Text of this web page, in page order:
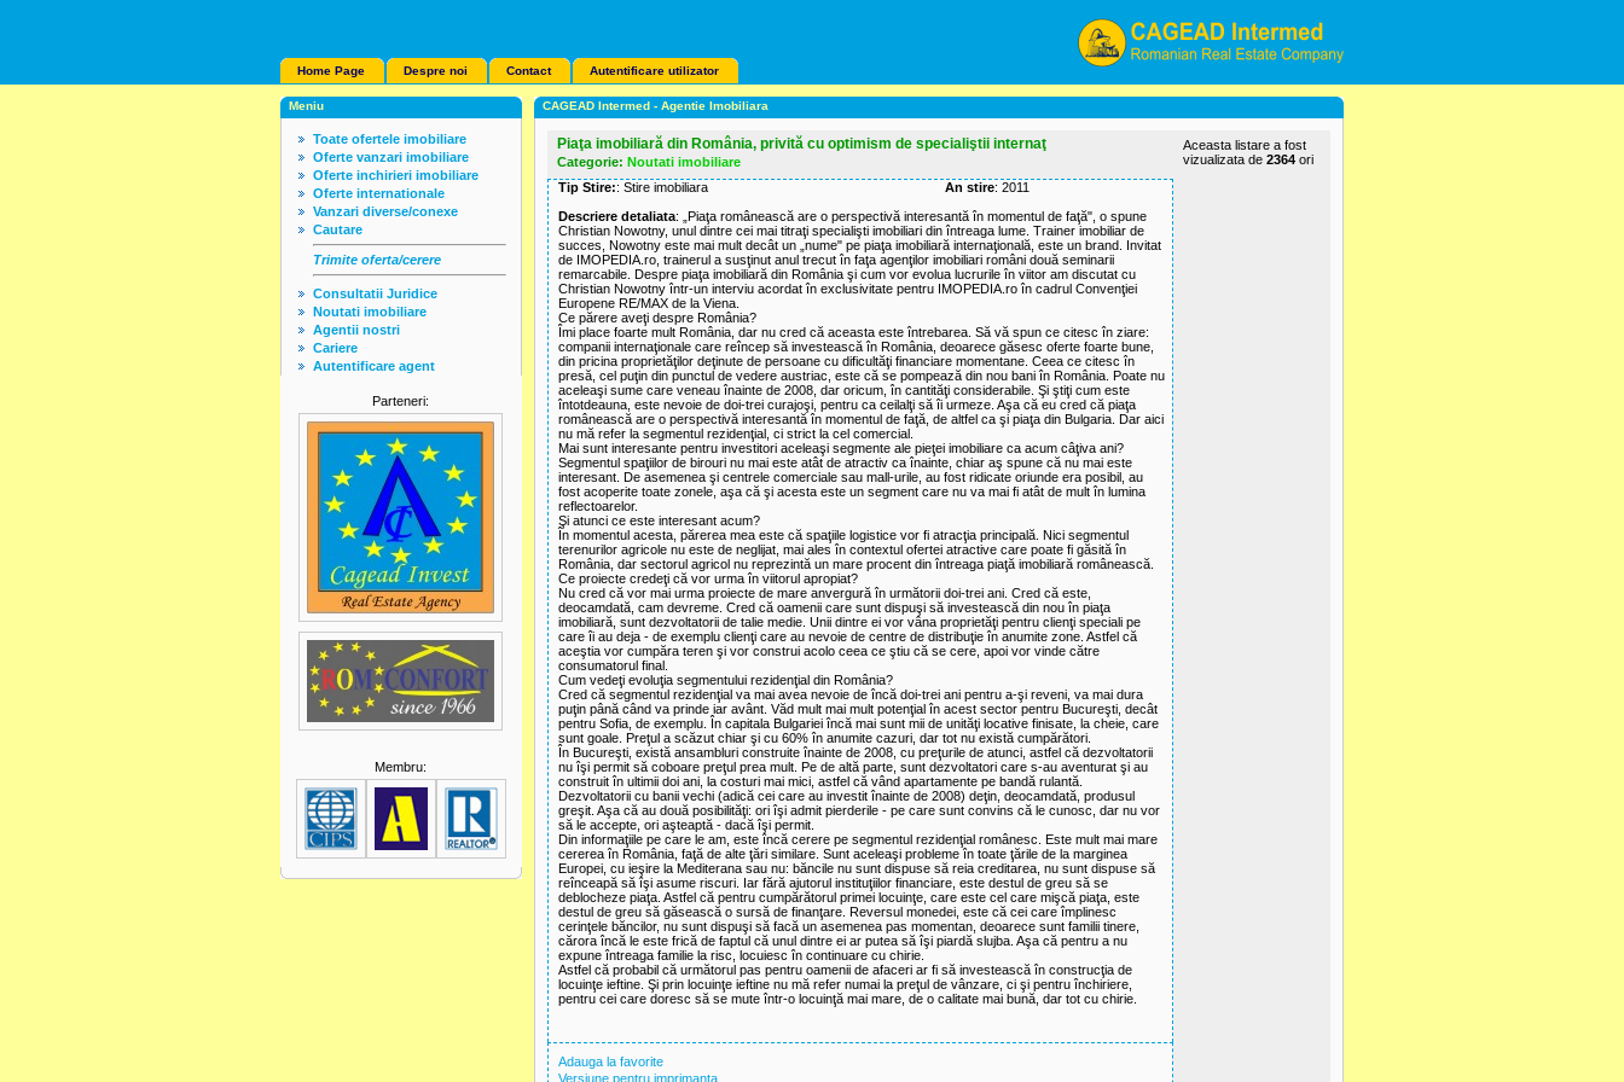
Home Page Despre noi Contact Autentificare utilizator
Meniu
Toate ofertele imobiliare
Oferte vanzari imobiliare
Oferte inchirieri imobiliare
Oferte internationale
Vanzari diverse/conexe
Cautare
Trimite oferta/cerere
Consultatii Juridice
Noutati imobiliare
Agentii nostri
Cariere
Autentificare agent
Parteneri:
Membru:
CAGEAD Intermed - Agentie Imobiliara
Piaţa imobiliară din România, privită cu optimism de specialiştii internaţ
Categorie: Noutati imobiliare
Aceasta listare a fost
vizualizata de 2364 ori
Tip Stire:: Stire imobiliara An stire: 2011
Descriere detaliata: „Piaţa românească are o perspectivă interesantă în momentul de faţă", o spune
Christian Nowotny, unul dintre cei mai titraţi specialişti imobiliari din întreaga lume. Trainer imobiliar de
succes, Nowotny este mai mult decât un „nume" pe piaţa imobiliară internaţională, este un brand. Invitat
de IMOPEDIA.ro, trainerul a susţinut anul trecut în faţa agenţilor imobiliari români două seminarii
remarcabile. Despre piaţa imobiliară din România şi cum vor evolua lucrurile în viitor am discutat cu
Christian Nowotny într-un interviu acordat în exclusivitate pentru IMOPEDIA.ro în cadrul Convenţiei
Europene RE/MAX de la Viena.
Ce părere aveţi despre România?
Îmi place foarte mult România, dar nu cred că aceasta este întrebarea. Să vă spun ce citesc în ziare:
companii internaţionale care reîncep să investească în România, deoarece găsesc oferte foarte bune,
din pricina proprietăţilor deţinute de persoane cu dificultăţi financiare momentane. Ceea ce citesc în
presă, cel puţin din punctul de vedere austriac, este că se pompează din nou bani în România. Poate nu
aceleaşi sume care veneau înainte de 2008, dar oricum, în cantităţi considerabile. Şi ştiţi cum este
întotdeauna, este nevoie de doi-trei curajoşi, pentru ca ceilalţi să îi urmeze. Aşa că eu cred că piaţa
românească are o perspectivă interesantă în momentul de faţă, de altfel ca şi piaţa din Bulgaria. Dar aici
nu mă refer la segmentul rezidenţial, ci strict la cel comercial.
Mai sunt interesante pentru investitori aceleaşi segmente ale pieţei imobiliare ca acum câţiva ani?
Segmentul spaţiilor de birouri nu mai este atât de atractiv ca înainte, chiar aş spune că nu mai este
interesant. De asemenea şi centrele comerciale sau mall-urile, au fost ridicate oriunde era posibil, au
fost acoperite toate zonele, aşa că şi acesta este un segment care nu va mai fi atât de mult în lumina
reflectoarelor.
Şi atunci ce este interesant acum?
În momentul acesta, părerea mea este că spaţiile logistice vor fi atracţia principală. Nici segmentul
terenurilor agricole nu este de neglijat, mai ales în contextul ofertei atractive care poate fi găsită în
România, dar sectorul agricol nu reprezintă un mare procent din întreaga piaţă imobiliară românească.
Ce proiecte credeţi că vor urma în viitorul apropiat?
Nu cred că vor mai urma proiecte de mare anvergură în următorii doi-trei ani. Cred că este,
deocamdată, cam devreme. Cred că oamenii care sunt dispuşi să investească din nou în piaţa
imobiliară, sunt dezvoltatorii de talie medie. Unii dintre ei vor vâna proprietăţi pentru clienţi speciali pe
care îi au deja - de exemplu clienţi care au nevoie de centre de distribuţie în anumite zone. Astfel că
aceştia vor cumpăra teren şi vor construi acolo ceea ce ştiu că se cere, apoi vor vinde către
consumatorul final.
Cum vedeţi evoluţia segmentului rezidenţial din România?
Cred că segmentul rezidenţial va mai avea nevoie de încă doi-trei ani pentru a-şi reveni, va mai dura
puţin până când va prinde iar avânt. Văd mult mai mult potenţial în acest sector pentru Bucureşti, decât
pentru Sofia, de exemplu. În capitala Bulgariei încă mai sunt mii de unităţi locative finisate, la cheie, care
sunt goale. Preţul a scăzut chiar şi cu 60% în anumite cazuri, dar tot nu există cumpărători.
În Bucureşti, există ansambluri construite înainte de 2008, cu preţurile de atunci, astfel că dezvoltatorii
nu îşi permit să coboare preţul prea mult. Pe de altă parte, sunt dezvoltatori care s-au aventurat şi au
construit în ultimii doi ani, la costuri mai mici, astfel că vând apartamente pe bandă rulantă.
Dezvoltatorii cu banii vechi (adică cei care au investit înainte de 2008) deţin, deocamdată, produsul
greşit. Aşa că au două posibilităţi: ori îşi admit pierderile - pe care sunt convins că le cunosc, dar nu vor
să le accepte, ori aşteaptă - dacă îşi permit.
Din informaţiile pe care le am, este încă cerere pe segmentul rezidenţial românesc. Este mult mai mare
cererea în România, faţă de alte ţări similare. Sunt aceleaşi probleme în toate ţările de la marginea
Europei, cu ieşire la Mediterana sau nu: băncile nu sunt dispuse să reia creditarea, nu sunt dispuse să
reînceapă să îşi asume riscuri. Iar fără ajutorul instituţiilor financiare, este destul de greu să se
deblocheze piaţa. Astfel că pentru cumpărătorul primei locuinţe, care este cel care mişcă piaţa, este
destul de greu să găsească o sursă de finanţare. Reversul monedei, este că cei care împlinesc
cerinţele băncilor, nu sunt dispuşi să facă un asemenea pas momentan, deoarece sunt familii tinere,
cărora încă le este frică de faptul că unul dintre ei ar putea să îşi piardă slujba. Aşa că pentru a nu
expune întreaga familie la risc, locuiesc în continuare cu chirie.
Astfel că probabil că următorul pas pentru oamenii de afaceri ar fi să investească în construcţia de
locuinţe ieftine. Şi prin locuinţe ieftine nu mă refer numai la preţul de vânzare, ci şi pentru închiriere,
pentru cei care doresc să se mute într-o locuinţă mai mare, de o calitate mai bună, dar tot cu chirie.
Adauga la favorite
Versiune pentru imprimanta